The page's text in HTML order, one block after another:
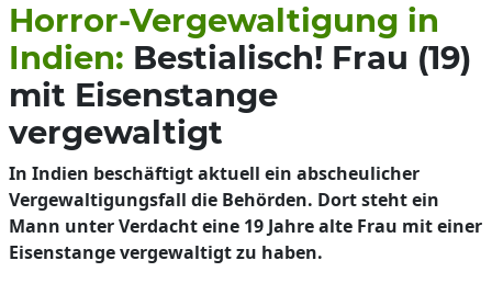
Horror-Vergewaltigung in
Indien: Bestialisch! Frau (19)
mit Eisenstange
vergewaltigt
In Indien beschäftigt aktuell ein abscheulicher
Vergewaltigungsfall die Behörden. Dort steht ein
Mann unter Verdacht eine 19 Jahre alte Frau mit einer
Eisenstange vergewaltigt zu haben.